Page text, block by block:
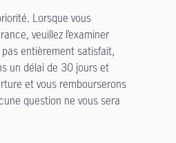
Lorsque vous
veuillez l’examiner
entièrement satisfait,
un délai de 30 jours et
et vous rembourserons
question ne vous sera